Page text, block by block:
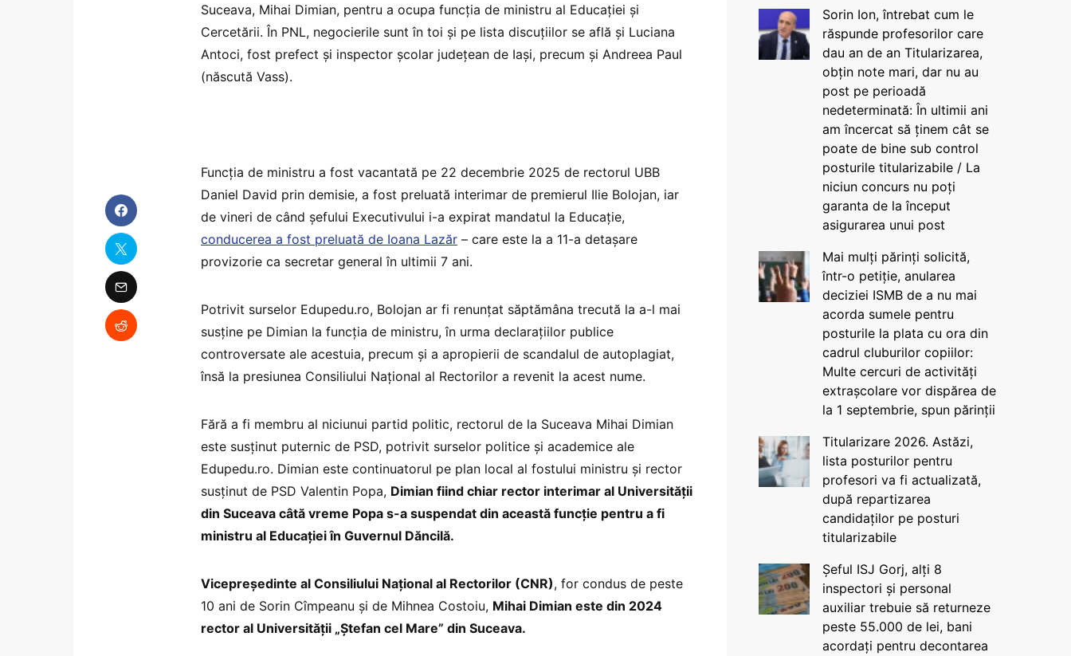
Suceava, Mihai Dimian, pentru a ocupa funcția de ministru al Educației și
Cercetării. În PNL, negocierile sunt în toi și pe lista discuțiilor se află și Luciana
Antoci, fost prefect și inspector școlar județean de Iași, precum și Andreea Paul
(născută Vass).
Funcția de ministru a fost vacantată pe 22 decembrie 2025 de rectorul UBB
Daniel David prin demisie, a fost preluată interimar de premierul Ilie Bolojan, iar
de vineri de când șefului Executivului i-a expirat mandatul la Educație,
conducerea a fost preluată de Ioana Lazăr – care este la a 11-a detașare
provizorie ca secretar general în ultimii 7 ani.
Potrivit surselor Edupedu.ro, Bolojan ar fi renunțat săptămâna trecută la a-l mai
susține pe Dimian la funcția de ministru, în urma declarațiilor publice
controversate ale acestuia, precum și a apropierii de scandalul de autoplagiat,
însă la presiunea Consiliului Național al Rectorilor a revenit la acest nume.
Fără a fi membru al niciunui partid politic, rectorul de la Suceava Mihai Dimian
este susținut puternic de PSD, potrivit surselor politice și academice ale
Edupedu.ro. Dimian este continuatorul pe plan local al fostului ministru și rector
susținut de PSD Valentin Popa, Dimian fiind chiar rector interimar al Universității
din Suceava câtă vreme Popa s-a suspendat din această funcție pentru a fi
ministru al Educației în Guvernul Dăncilă.
Vicepreședinte al Consiliului Național al Rectorilor (CNR), for condus de peste
10 ani de Sorin Cîmpeanu și de Mihnea Costoiu, Mihai Dimian este din 2024
rector al Universității „Ștefan cel Mare” din Suceava.
Sorin Ion, întrebat cum le
răspunde profesorilor care
dau an de an Titularizarea,
obțin note mari, dar nu au
post pe perioadă
nedeterminată: În ultimii ani
am încercat să ținem cât se
poate de bine sub control
posturile titularizabile / La
niciun concurs nu poți
garanta de la început
asigurarea unui post
Mai mulți părinți solicită,
într-o petiție, anularea
deciziei ISMB de a nu mai
acorda sumele pentru
posturile la plata cu ora din
cadrul cluburilor copiilor:
Multe cercuri de activități
extrașcolare vor dispărea de
la 1 septembrie, spun părinții
Titularizare 2026. Astăzi,
lista posturilor pentru
profesori va fi actualizată,
după repartizarea
candidaților pe posturi
titularizabile
Șeful ISJ Gorj, alți 8
inspectori și personal
auxiliar trebuie să returneze
peste 55.000 de lei, bani
acordați pentru decontarea